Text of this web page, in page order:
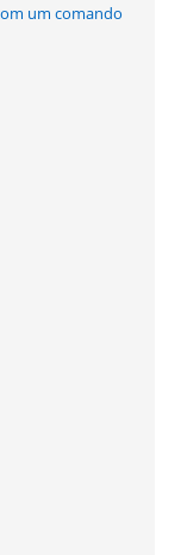
um comando